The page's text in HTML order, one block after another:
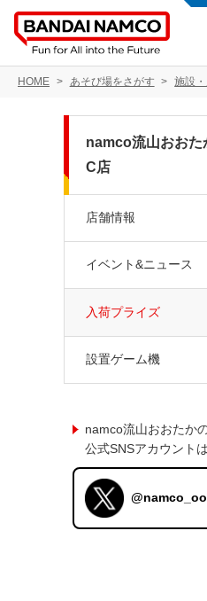
HOME あそび場をさがす 施設
namco流山おおた
C店
店舗情報
イベント&ニュース
入荷プライズ
設置ゲーム機
namco流山おおたか
公式SNSアカウント